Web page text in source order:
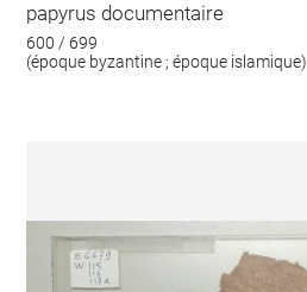
papyrus documentaire
600 / 699
(époque byzantine ; époque islamique)